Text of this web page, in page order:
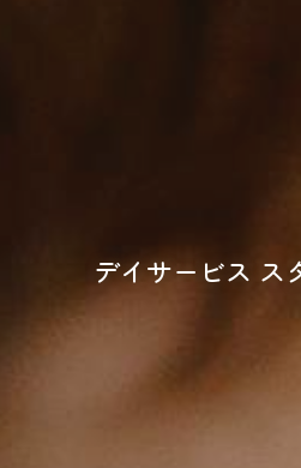
デイサービス ス